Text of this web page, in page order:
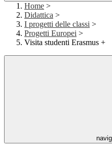
Home >
Didattica >
I progetti delle classi >
Progetti Europei >
Visita studenti Erasmus +